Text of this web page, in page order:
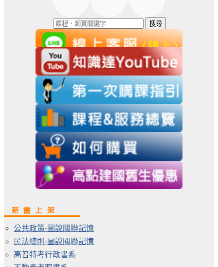
搜尋
公共政策-圖說關聯記憶
民法總則-圖說關聯記憶
高普特考行政書系